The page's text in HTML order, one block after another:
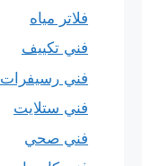
فلاتر مياه
فني تكييف
فني رسيفرات
فني ستلايت
فني صحي